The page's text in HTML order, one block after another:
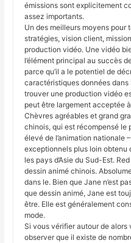
émissions sont explicitement
assez importants.
Un des meilleurs moyens pour
stratégies, vision client,
production vidéo. Une vidéo
l’élément principal au succès
parce qu’il a le potentiel de
caractéristiques données
trouver une production vidéo
peut être largement acceptée
Chèvres agréables et grand
chinois, qui est récompensé le
élevé de l’animation nationale
exceptionnels plus loin obtenu
les pays d’Asie du Sud-Est.
dessin animé chinois.
dans le. Bien que Jane n’est
que dessin animé, Jane est
être. Elle est généralement
mode.
Si vous vérifier autour de
observer que il existe de